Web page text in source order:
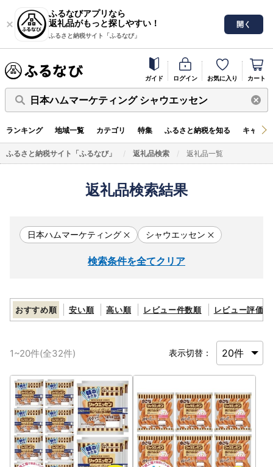
ふるなびアプリなら
返礼品がもっと探しやすい！
ふるさと納税サイト「ふるなび」
開く
ガイド ログイン お気に入り カート
日本ハムマーケティング シャウエッセン
ランキング 地域一覧 カテゴリ 特集 ふるさと納税を知る キャン
ふるさと納税サイト「ふるなび」 返礼品検索 返礼品一覧
返礼品検索結果
日本ハムマーケティング シャウエッセン
検索条件を全てクリア
おすすめ順 安い順 高い順 レビュー件数順 レビュー評価順
1~20件(全32件) 表示切替：